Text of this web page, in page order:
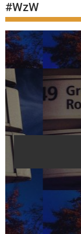
#WzW